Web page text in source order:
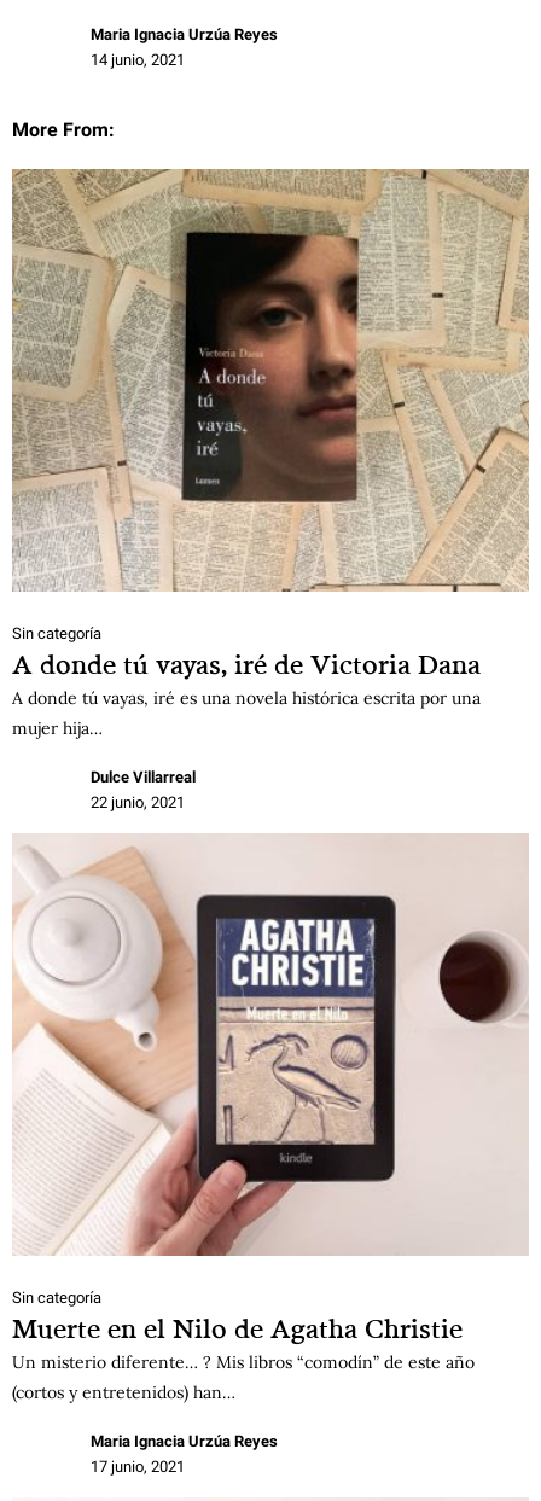
Maria Ignacia Urzúa Reyes
14 junio, 2021
More From:
Sin categoría
A donde tú vayas, iré de Victoria Dana
A donde tú vayas, iré es una novela histórica escrita por una
mujer hija…
Dulce Villarreal
22 junio, 2021
Sin categoría
Muerte en el Nilo de Agatha Christie
Un misterio diferente… ? Mis libros “comodín” de este año
(cortos y entretenidos) han…
Maria Ignacia Urzúa Reyes
17 junio, 2021